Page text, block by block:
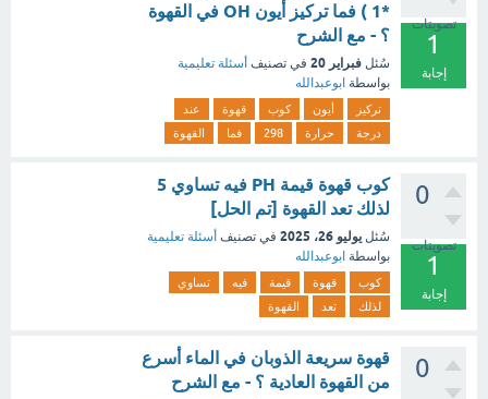
تصويتات
1
إجابة
*1 ) فما تركيز أيون OH في القهوة
؟ - مع الشرح
سُئل فبراير 20 في تصنيف أسئلة تعليمية
بواسطة ابوعبدالله
تركيز أيون كوب قهوة
عند
درجة
حرارة 298 فما القهوة
0
تصويتات
1
إجابة
كوب قهوة قيمة PH فيه تساوي 5
لذلك تعد القهوة [تم الحل]
سُئل يوليو 26، 2025 في تصنيف أسئلة تعليمية
بواسطة ابوعبدالله
كوب قهوة قيمة فيه
تساوي
لذلك
تعد القهوة
0
قهوة سريعة الذوبان في الماء أسرع
من القهوة العادية ؟ - مع الشرح